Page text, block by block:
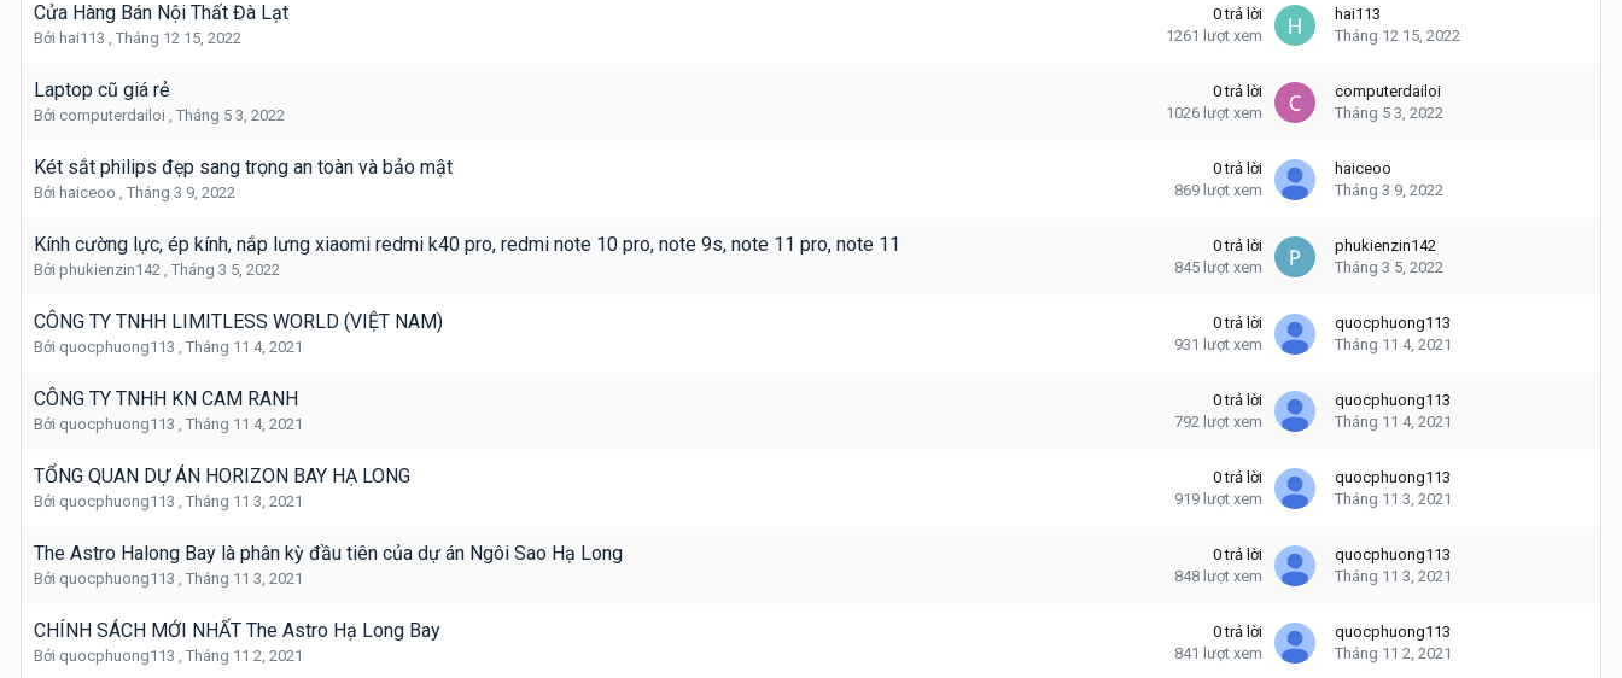
Cửa Hàng Bán Nội Thất Đà Lạt
Bởi hai113 , Tháng 12 15, 2022
0 trả lời
1261 lượt xem
hai113
Tháng 12 15, 2022
Laptop cũ giá rẻ
Bởi computerdailoi , Tháng 5 3, 2022
0 trả lời
1026 lượt xem
computerdailoi
Tháng 5 3, 2022
Két sắt philips đẹp sang trọng an toàn và bảo mật
Bởi haiceoo , Tháng 3 9, 2022
0 trả lời
869 lượt xem
haiceoo
Tháng 3 9, 2022
Kính cường lực, ép kính, nắp lưng xiaomi redmi k40 pro, redmi note 10 pro, note 9s, note 11 pro, note 11
Bởi phukienzin142 , Tháng 3 5, 2022
0 trả lời
845 lượt xem
phukienzin142
Tháng 3 5, 2022
CÔNG TY TNHH LIMITLESS WORLD (VIỆT NAM)
Bởi quocphuong113 , Tháng 11 4, 2021
0 trả lời
931 lượt xem
quocphuong113
Tháng 11 4, 2021
CÔNG TY TNHH KN CAM RANH
Bởi quocphuong113 , Tháng 11 4, 2021
0 trả lời
792 lượt xem
quocphuong113
Tháng 11 4, 2021
TỔNG QUAN DỰ ÁN HORIZON BAY HẠ LONG
Bởi quocphuong113 , Tháng 11 3, 2021
0 trả lời
919 lượt xem
quocphuong113
Tháng 11 3, 2021
The Astro Halong Bay là phân kỳ đầu tiên của dự án Ngôi Sao Hạ Long
Bởi quocphuong113 , Tháng 11 3, 2021
0 trả lời
848 lượt xem
quocphuong113
Tháng 11 3, 2021
CHÍNH SÁCH MỚI NHẤT The Astro Hạ Long Bay
Bởi quocphuong113 , Tháng 11 2, 2021
0 trả lời
841 lượt xem
quocphuong113
Tháng 11 2, 2021